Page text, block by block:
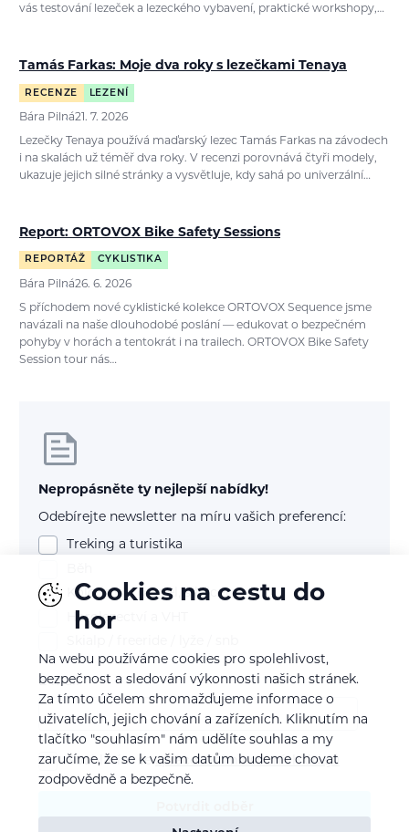
vás testování lezeček a lezeckého vybavení, praktické workshopy,…
Tamás Farkas: Moje dva roky s lezečkami Tenaya
RECENZE LEZENÍ
Bára Pilná21. 7. 2026
Lezečky Tenaya používá maďarský lezec Tamás Farkas na závodech
i na skalách už téměř dva roky. V recenzi porovnává čtyři modely,
ukazuje jejich silné stránky a vysvětluje, kdy sahá po univerzální…
Report: ORTOVOX Bike Safety Sessions
REPORTÁŽ CYKLISTIKA
Bára Pilná26. 6. 2026
S příchodem nové cyklistické kolekce ORTOVOX Sequence jsme
navázali na naše dlouhodobé poslání — edukovat o bezpečném
pohyby v horách a tentokrát i na trailech. ORTOVOX Bike Safety
Session tour nás…
Nepropásněte ty nejlepší nabídky!
Odebírejte newsletter na míru vašich preferencí:
Treking a turistika
Kolo (mtb, gravel, silnice)
Horolezectví a VHT
E-mail
Souhlasím sezpracováním osobních údajů
Cookies na cestu do
hor
Na webu používáme cookies pro spolehlivost,
bezpečnost a sledování výkonnosti našich stránek.
Za tímto účelem shromažďujeme informace o
uživatelích, jejich chování a zařízeních. Kliknutím na
tlačítko "souhlasím" nám udělíte souhlas a my
zaručíme, že se k vašim datům budeme chovat
zodpovědně a bezpečně.